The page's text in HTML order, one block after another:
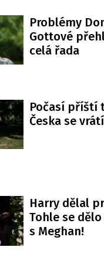
Problémy
Gottové
celá řada
Počasí příští
Česka se
Harry dělal
Tohle se
s Meghan!